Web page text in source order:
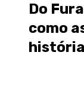
Do
como